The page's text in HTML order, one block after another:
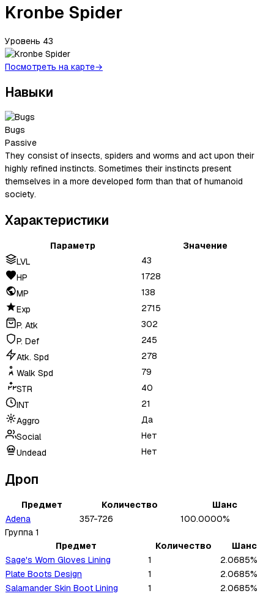
Kronbe Spider
Уровень 43
Посмотреть на карте→
Навыки
Bugs
Passive
They consist of insects, spiders and worms and act upon their
highly refined instincts. Sometimes their instincts present
themselves in a more developed form than that of humanoid
society.
Характеристики
Параметр
Значение
LVL
43
HP
1728
MP
138
Exp
2715
P. Atk
302
P. Def
245
Atk. Spd
278
Walk Spd
79
STR
40
INT
21
Aggro
Да
Social
Нет
Undead
Нет
Дроп
Предмет Количество
Шанс
Adena
357-726
100.0000%
Группа 1
Предмет
Количество
Шанс
Sage's Worn Gloves Lining
1
2.0685%
Plate Boots Design
1
2.0685%
Salamander Skin Boot Lining
1
2.0685%